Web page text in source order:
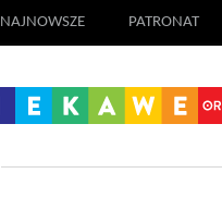
NAJNOWSZE PATRONAT